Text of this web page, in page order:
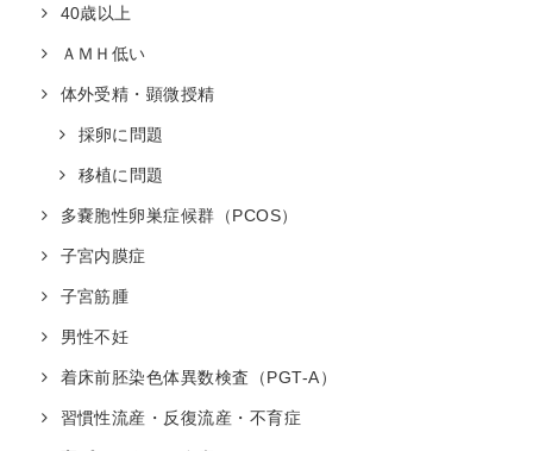
40歳以上
ＡＭＨ低い
体外受精・顕微授精
採卵に問題
移植に問題
多嚢胞性卵巣症候群（PCOS）
子宮内膜症
子宮筋腫
男性不妊
着床前胚染色体異数検査（PGT-A）
習慣性流産・反復流産・不育症